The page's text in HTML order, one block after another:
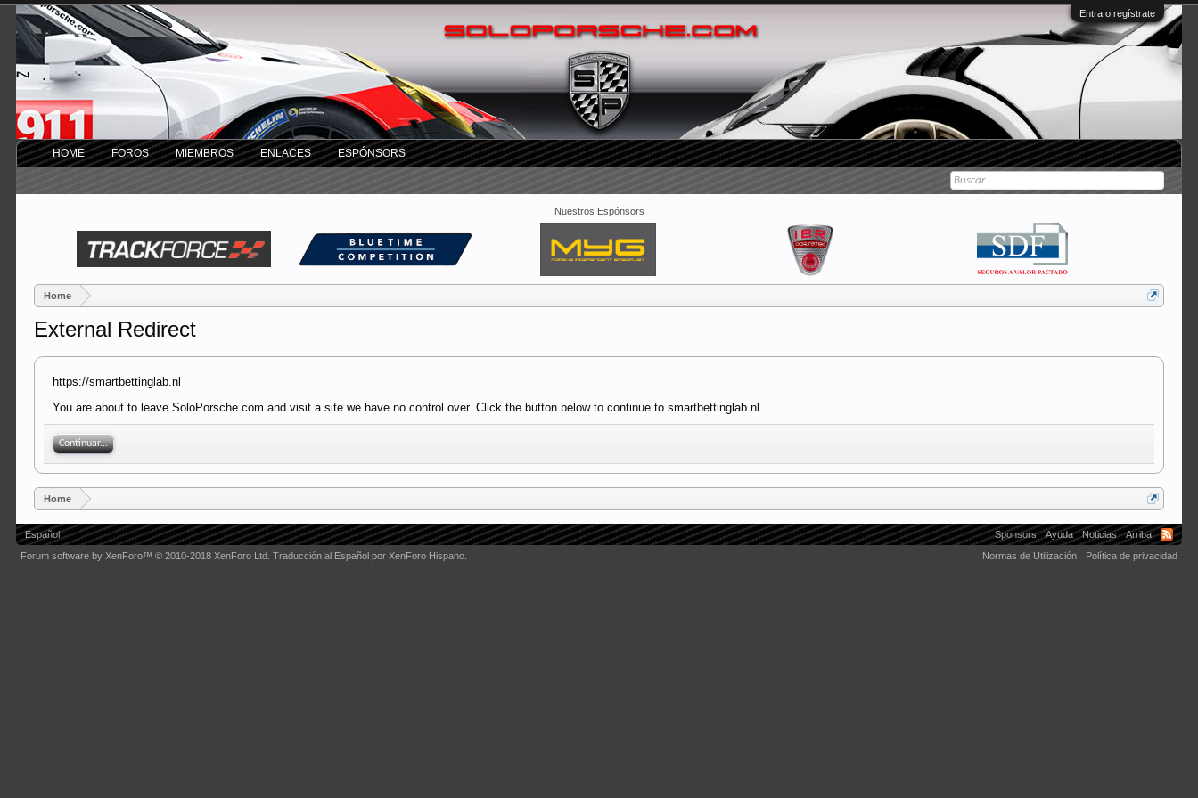
Entra o regístrate
Nuestros Espónsors
Home
External Redirect
https://smartbettinglab.nl
You are about to leave SoloPorsche.com and visit a site we have no control over. Click the button below to continue to smartbettinglab.nl.
Continuar...
Home
HOME FOROS MIEMBROS ENLACES ESPÓNSORS
Español Sponsors Ayuda Noticias
Arriba
Normas de Utilización
Política de privacidad
Forum software by XenForo™© 2010-2018 XenForo Ltd. Traducción al Español por XenForo Hispano.